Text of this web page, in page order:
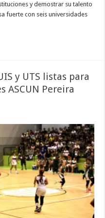
y demostrar su talento
fuerte con seis universidades
y UTS listas para
ASCUN Pereira